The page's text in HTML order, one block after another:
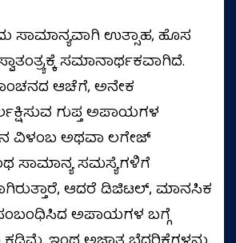
ಸಾಮಾನ್ಯವಾಗಿ ಉತ್ಸಾಹ, ಹೊಸ
ಸಮಾನಾರ್ಥಕವಾಗಿದೆ.
ಆಚೆಗೆ, ಅನೇಕ
ಗುಪ್ತ ಅಪಾಯಗಳ
ವಿಳಂಬ ಅಥವಾ ಲಗೇಜ್
ಸಾಮಾನ್ಯ ಸಮಸ್ಯೆಗಳಿಗೆ
ಆದರೆ ಡಿಜಿಟಲ್, ಮಾನಸಿಕ
ಸಂಬಂಧಿಸಿದ ಅಪಾಯಗಳ ಬಗ್ಗೆ